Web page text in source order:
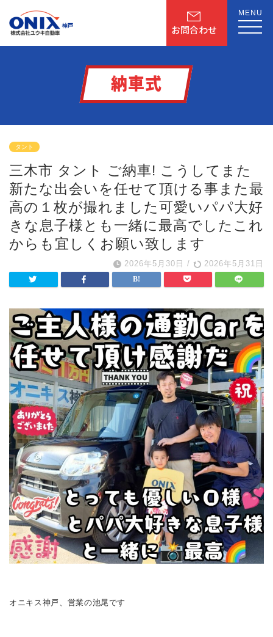
お問合わせ
MENU
納車式
タント
三木市 タント ご納車! こうしてまた
新たな出会いを任せて頂ける事 また最
高の１枚が撮れました可愛いパパ大好
きな息子様とも 一緒に最高でした これ
からも宜しくお願い致します
2026年5月30日 / 2026年5月31日
オニキス神戸、営業の池尾です